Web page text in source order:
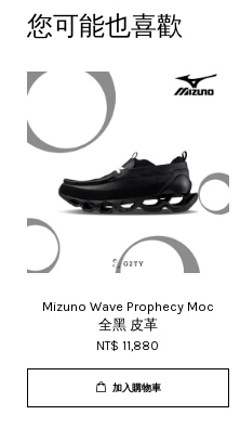
您可能也喜歡
Mizuno Wave Prophecy Moc
全黑 皮革
NT$ 11,880
加入購物車